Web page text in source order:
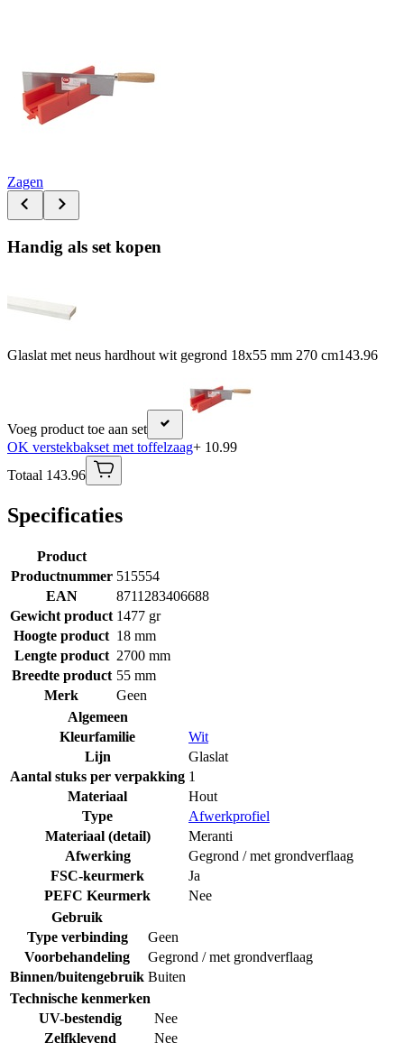
Zagen
Handig als set kopen
Glaslat met neus hardhout wit gegrond 18x55 mm 270 cm143.96
Voeg product toe aan set
OK verstekbakset met toffelzaag+ 10.99
Totaal 143.96
Specificaties
Product
Productnummer 515554
EAN
8711283406688
Gewicht product 1477 gr
Hoogte product 18 mm
Lengte product 2700 mm
Breedte product 55 mm
Merk
Geen
Algemeen
Kleurfamilie
Wit
Lijn
Glaslat
Aantal stuks per verpakking 1
Materiaal
Hout
Type
Afwerkprofiel
Materiaal (detail)
Meranti
Afwerking
Gegrond / met grondverflaag
FSC-keurmerk
Ja
PEFC Keurmerk
Nee
Gebruik
Type verbinding
Geen
Voorbehandeling
Gegrond / met grondverflaag
Binnen/buitengebruik Buiten
Technische kenmerken
UV-bestendig
Nee
Zelfklevend
Nee